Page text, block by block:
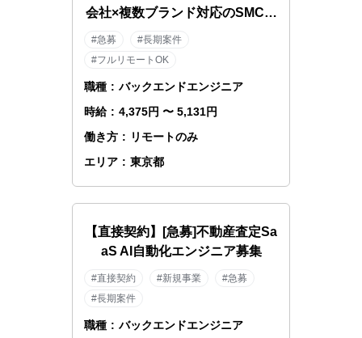
会社×複数ブランド対応のSMCエ
ンジニア
#急募
#長期案件
#フルリモートOK
職種 : バックエンドエンジニア
時給 : 4,375円 〜 5,131円
働き方 : リモートのみ
エリア : 東京都
【直接契約】[急募]不動産査定Sa
aS AI自動化エンジニア募集
#直接契約 #新規事業
#急募
#長期案件
職種 : バックエンドエンジニア